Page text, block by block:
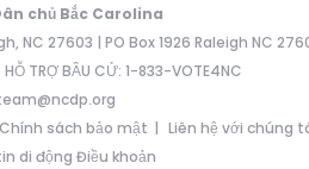
chủ Bắc Carolina
NC 27603 | PO Box 1926 Raleigh NC
TRỢ BẦU CỬ: 1-833-VOTE4NC
Chính sách bảo mật
Liên hệ với chúng
di động Điều khoản